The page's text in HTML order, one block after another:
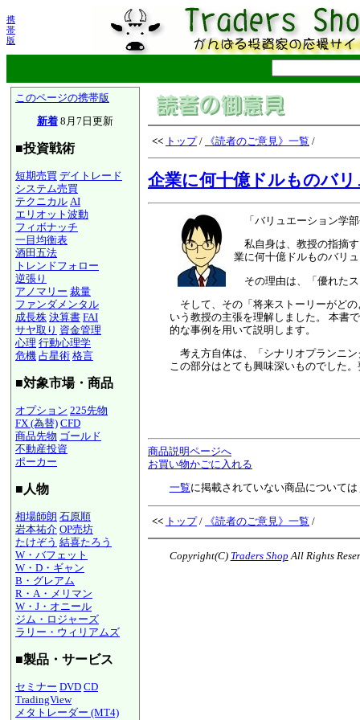
携
帯
版
このページの携帯版
新着 8月7日更新
■投資戦術
短期売買 デイトレード
システム売買
テクニカル AI
エリオット波動
フィボナッチ
一目均衡表
酒田五法
トレンドフォロー
逆張り
アノマリー 裁量
ファンダメンタル
成長株 決算書 FAI
サヤ取り 資金管理
心理 行動心理学
危機 占星術 格言
■対象市場・商品
オプション 225先物
FX (為替) CFD
商品先物 ゴールド
不動産投資
ポーカー
■人物
相場師朗 石原順
岩本祐介 OP売坊
たけぞう 結喜たろう
W・バフェット
W・D・ギャン
B・グレアム
R・A・メリマン
W・J・オニール
ジム・ロジャーズ
ラリー・ウィリアムズ
■製品・サービス
セミナー DVD CD
TradingView
メタトレーダー (MT4)
<< トップ/ 《読者のご意見》一覧 /
企業に何十億ドルものバ
「バリュエーション学部
私自身は、教授の指摘す
業に何十億ドルものバリ
その理由は、「優れた
そして、その「将来ストーリーがど
いう教授の主張を理解しました。 本書
的な事例を用いて説明します。
考え方自体は、「シナリオプランニン
この部分はとても興味深いものでした
商品説明ページへ
お買い物かごに入れる
一覧に掲載されていない商品については
<< トップ/ 《読者のご意見》一覧 /
Copyright(C) Traders Shop All Rights